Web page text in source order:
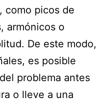
como picos de
armónicos o
De este modo,
es posible
problema antes
o lleve a una